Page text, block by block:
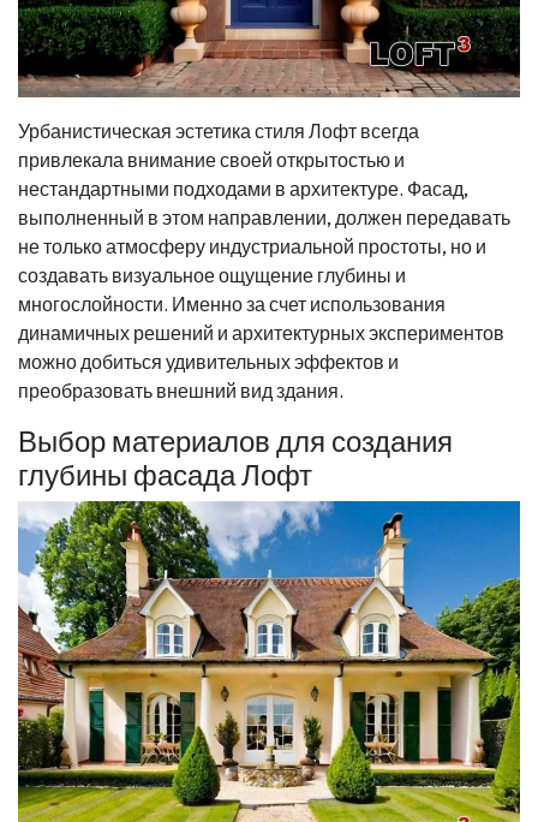
Урбанистическая эстетика стиля Лофт всегда
привлекала внимание своей открытостью и
нестандартными подходами в архитектуре. Фасад,
выполненный в этом направлении, должен передавать
не только атмосферу индустриальной простоты, но и
создавать визуальное ощущение глубины и
многослойности. Именно за счет использования
динамичных решений и архитектурных экспериментов
можно добиться удивительных эффектов и
преобразовать внешний вид здания.
Выбор материалов для создания
глубины фасада Лофт